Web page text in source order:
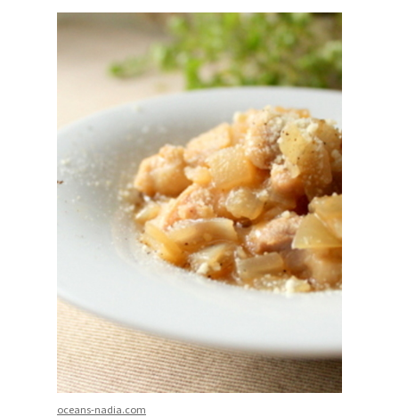
oceans-nadia.com